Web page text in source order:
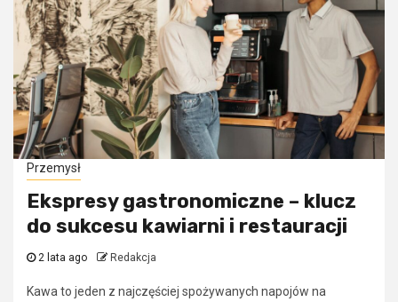
Przemysł
Ekspresy gastronomiczne – klucz
do sukcesu kawiarni i restauracji
2 lata ago Redakcja
Kawa to jeden z najczęściej spożywanych napojów na